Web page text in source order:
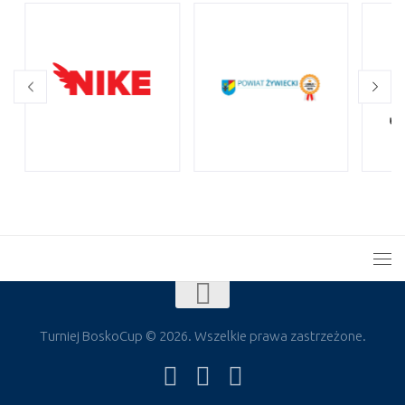
Turniej BoskoCup © 2026. Wszelkie prawa zastrzeżone.